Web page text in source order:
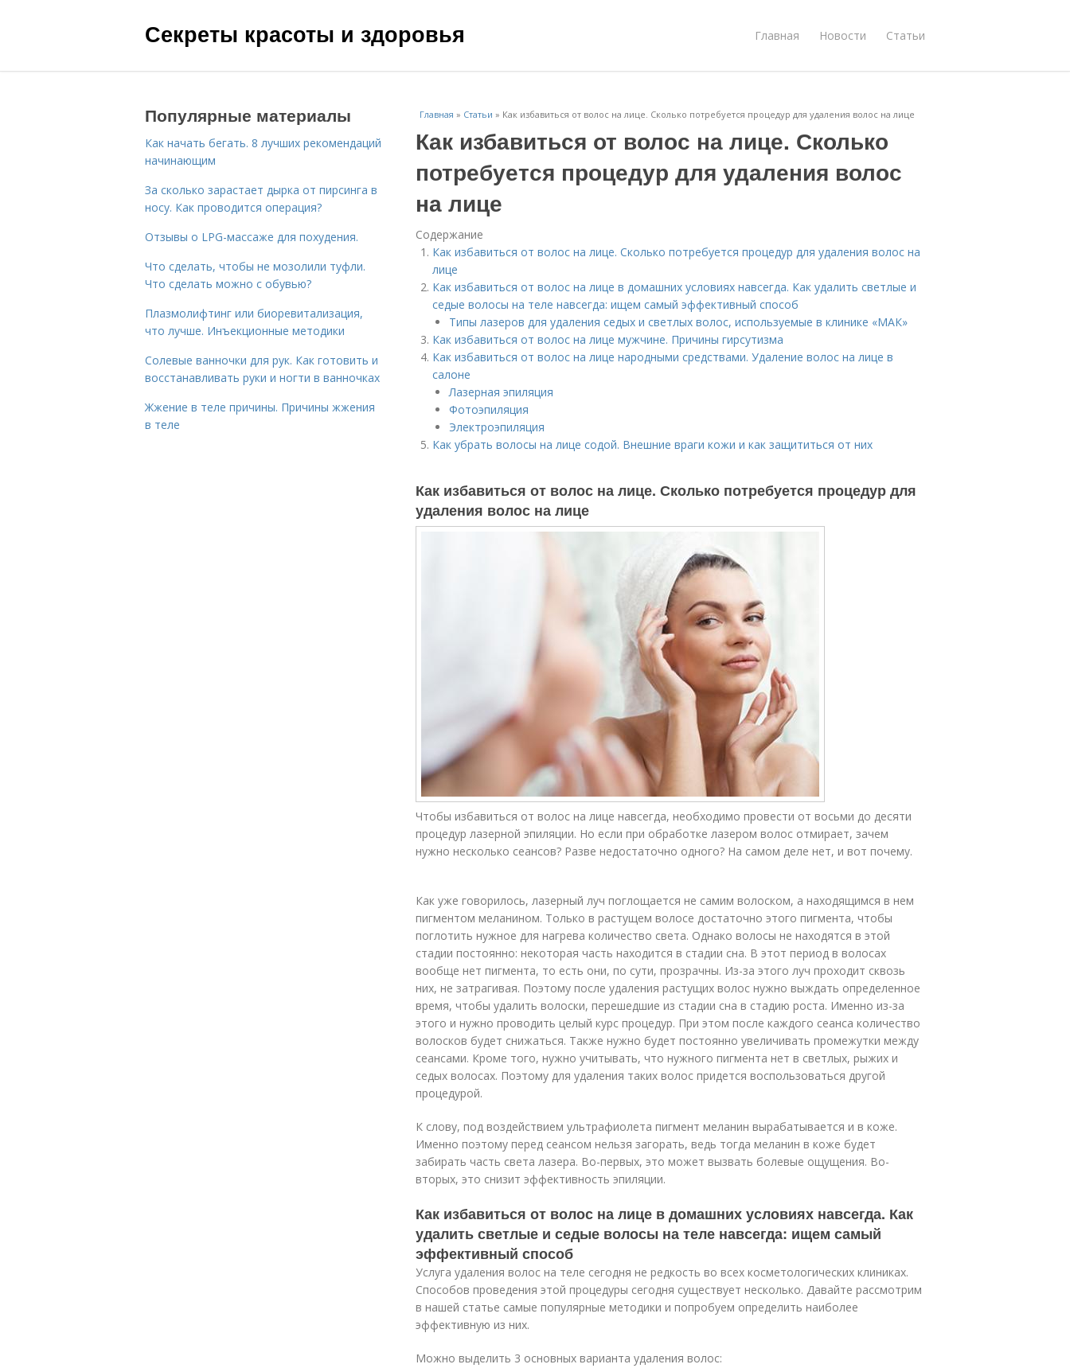
Секреты красоты и здоровья Главная Новости Статьи
Главная » Статьи » Как избавиться от волос на лице. Сколько потребуется процедур для удаления волос на лице
Как избавиться от волос на лице. Сколько
потребуется процедур для удаления волос
на лице
Содержание
Как избавиться от волос на лице. Сколько потребуется процедур для удаления волос на
лице
Как избавиться от волос на лице в домашних условиях навсегда. Как удалить светлые и
седые волосы на теле навсегда: ищем самый эффективный способ
Типы лазеров для удаления седых и светлых волос, используемые в клинике «МАК»
Как избавиться от волос на лице мужчине. Причины гирсутизма
Как избавиться от волос на лице народными средствами. Удаление волос на лице в
салоне
Лазерная эпиляция
Фотоэпиляция
Электроэпиляция
Как убрать волосы на лице содой. Внешние враги кожи и как защититься от них
Как избавиться от волос на лице. Сколько потребуется процедур для
удаления волос на лице
Чтобы избавиться от волос на лице навсегда, необходимо провести от восьми до десяти
процедур лазерной эпиляции. Но если при обработке лазером волос отмирает, зачем
нужно несколько сеансов? Разве недостаточно одного? На самом деле нет, и вот почему.
Как уже говорилось, лазерный луч поглощается не самим волоском, а находящимся в нем
пигментом меланином. Только в растущем волосе достаточно этого пигмента, чтобы
поглотить нужное для нагрева количество света. Однако волосы не находятся в этой
стадии постоянно: некоторая часть находится в стадии сна. В этот период в волосах
вообще нет пигмента, то есть они, по сути, прозрачны. Из-за этого луч проходит сквозь
них, не затрагивая. Поэтому после удаления растущих волос нужно выждать определенное
время, чтобы удалить волоски, перешедшие из стадии сна в стадию роста. Именно из-за
этого и нужно проводить целый курс процедур. При этом после каждого сеанса количество
волосков будет снижаться. Также нужно будет постоянно увеличивать промежутки между
сеансами. Кроме того, нужно учитывать, что нужного пигмента нет в светлых, рыжих и
седых волосах. Поэтому для удаления таких волос придется воспользоваться другой
процедурой.
К слову, под воздействием ультрафиолета пигмент меланин вырабатывается и в коже.
Именно поэтому перед сеансом нельзя загорать, ведь тогда меланин в коже будет
забирать часть света лазера. Во-первых, это может вызвать болевые ощущения. Во-
вторых, это снизит эффективность эпиляции.
Как избавиться от волос на лице в домашних условиях навсегда. Как
удалить светлые и седые волосы на теле навсегда: ищем самый
эффективный способ
Услуга удаления волос на теле сегодня не редкость во всех косметологических клиниках.
Способов проведения этой процедуры сегодня существует несколько. Давайте рассмотрим
в нашей статье самые популярные методики и попробуем определить наиболее
эффективную из них.
Можно выделить 3 основных варианта удаления волос:
Популярные материалы
Как начать бегать. 8 лучших рекомендаций
начинающим
За сколько зарастает дырка от пирсинга в
носу. Как проводится операция?
Отзывы о LPG-массаже для похудения.
Что сделать, чтобы не мозолили туфли.
Что сделать можно с обувью?
Плазмолифтинг или биоревитализация,
что лучше. Инъекционные методики
Солевые ванночки для рук. Как готовить и
восстанавливать руки и ногти в ванночках
Жжение в теле причины. Причины жжения
в теле